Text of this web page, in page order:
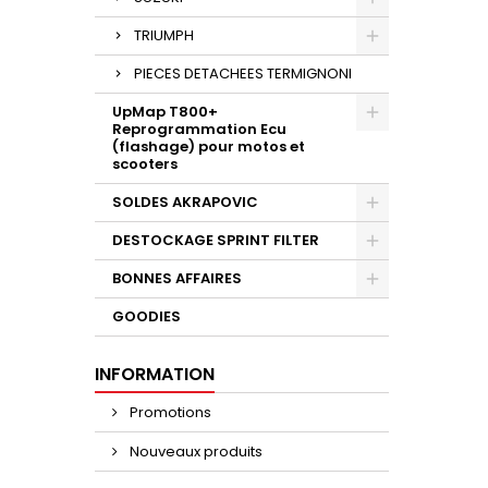
TRIUMPH
PIECES DETACHEES TERMIGNONI
UpMap T800+
Reprogrammation Ecu
(flashage) pour motos et
scooters
SOLDES AKRAPOVIC
DESTOCKAGE SPRINT FILTER
BONNES AFFAIRES
GOODIES
INFORMATION
Promotions
Nouveaux produits